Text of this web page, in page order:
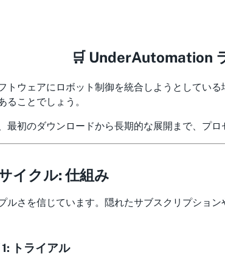
🛒 UnderAutomation
トウェアにロボット制御を統合しようとしてい
ることでしょう。
最初のダウンロードから長期的な展開まで、プ
イクル: 仕組み
ルさを信じています。隠れたサブスクリプショ
トライアル